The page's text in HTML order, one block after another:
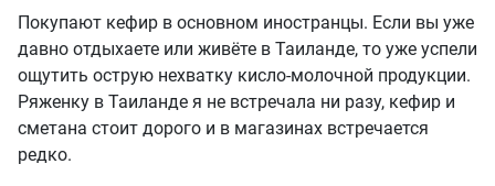
Покупают кефир в основном иностранцы. Если вы уже
давно отдыхаете или живёте в Таиланде, то уже успели
ощутить острую нехватку кисло-молочной продукции.
Ряженку в Таиланде я не встречала ни разу, кефир и
сметана стоит дорого и в магазинах встречается
редко.